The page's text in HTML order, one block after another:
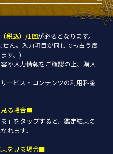
税込）/1回が必要となります。
せん。入力項目が同じでも占う度
す。)
や入力情報をご確認の上、購入
ービス・コンテンツの利用料金
る場合■
」をタップすると、鑑定結果の
れます。
を見る場合■